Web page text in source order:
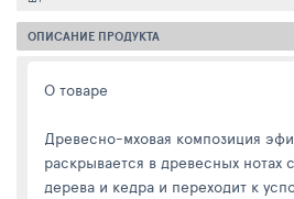
ОПИСАНИЕ ПРОДУКТА
О товаре
Древесно-мховая композиция
раскрывается в древесных нотах
дерева и кедра и переходит к